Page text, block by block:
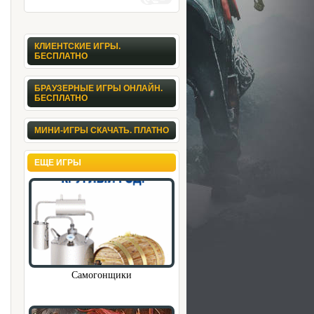
КЛИЕНТСКИЕ ИГРЫ.
БЕСПЛАТНО
БРАУЗЕРНЫЕ ИГРЫ ОНЛАЙН.
БЕСПЛАТНО
МИНИ-ИГРЫ СКАЧАТЬ. ПЛАТНО
ЕЩЕ ИГРЫ
Самогонщики